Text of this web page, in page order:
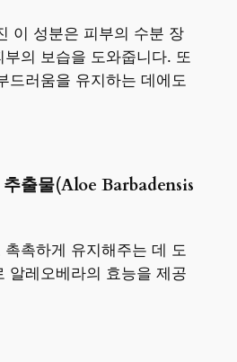
이 성분은 피부의 수분 장
의 보습을 도와줍니다. 또
드러움을 유지하는 데에도
출물(Aloe Barbadensis
촉하게 유지해주는 데 도
알레오베라의 효능을 제공